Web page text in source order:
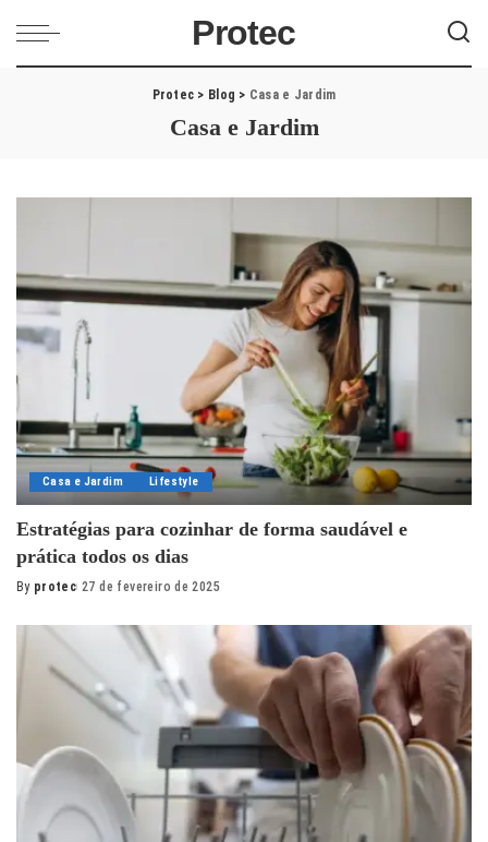
Protec
Protec > Blog > Casa e Jardim
Casa e Jardim
Casa e Jardim Lifestyle
Estratégias para cozinhar de forma saudável e
prática todos os dias
Posted
By protec 27 de fevereiro de 2025